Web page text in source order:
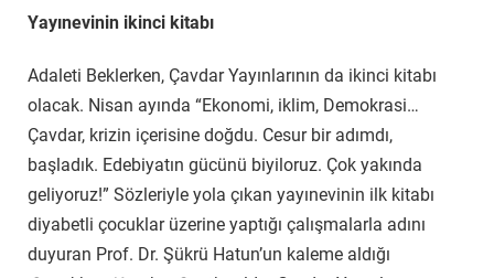
Yayınevinin ikinci kitabı
Adaleti Beklerken, Çavdar Yayınlarının da ikinci kitabı
olacak. Nisan ayında “Ekonomi, iklim, Demokrasi…
Çavdar, krizin içerisine doğdu. Cesur bir adımdı,
başladık. Edebiyatın gücünü biyiloruz. Çok yakında
geliyoruz!” Sözleriyle yola çıkan yayınevinin ilk kitabı
diyabetli çocuklar üzerine yaptığı çalışmalarla adını
duyuran Prof. Dr. Şükrü Hatun’un kaleme aldığı